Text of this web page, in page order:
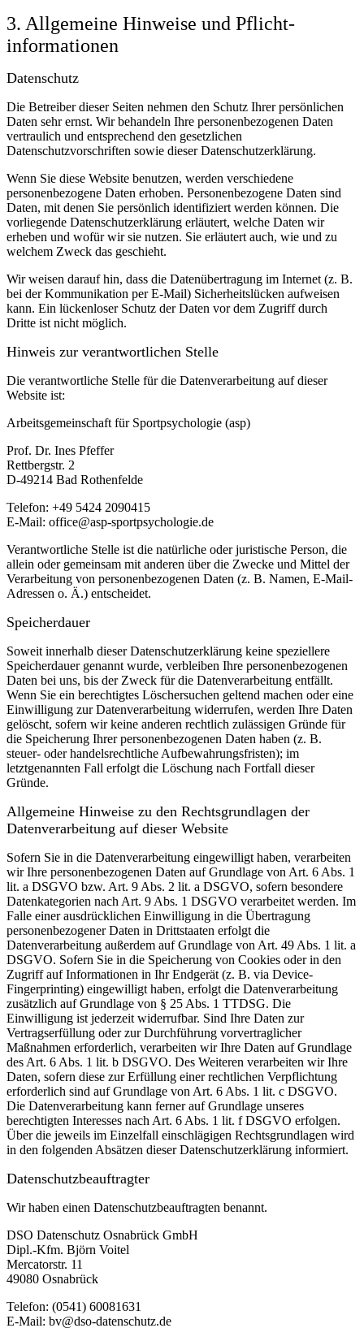
3. Allgemeine Hinweise und Pflicht­
informationen
Datenschutz
Die Betreiber dieser Seiten nehmen den Schutz Ihrer persönlichen
Daten sehr ernst. Wir behandeln Ihre personenbezogenen Daten
vertraulich und entsprechend den gesetzlichen
Datenschutzvorschriften sowie dieser Datenschutzerklärung.
Wenn Sie diese Website benutzen, werden verschiedene
personenbezogene Daten erhoben. Personenbezogene Daten sind
Daten, mit denen Sie persönlich identifiziert werden können. Die
vorliegende Datenschutzerklärung erläutert, welche Daten wir
erheben und wofür wir sie nutzen. Sie erläutert auch, wie und zu
welchem Zweck das geschieht.
Wir weisen darauf hin, dass die Datenübertragung im Internet (z. B.
bei der Kommunikation per E-Mail) Sicherheitslücken aufweisen
kann. Ein lückenloser Schutz der Daten vor dem Zugriff durch
Dritte ist nicht möglich.
Hinweis zur verantwortlichen Stelle
Die verantwortliche Stelle für die Datenverarbeitung auf dieser
Website ist:
Arbeitsgemeinschaft für Sportpsychologie (asp)
Prof. Dr. Ines Pfeffer
Rettbergstr. 2
D-49214 Bad Rothenfelde
Telefon: +49 5424 2090415
E-Mail: office@asp-sportpsychologie.de
Verantwortliche Stelle ist die natürliche oder juristische Person, die
allein oder gemeinsam mit anderen über die Zwecke und Mittel der
Verarbeitung von personenbezogenen Daten (z. B. Namen, E-Mail-
Adressen o. Ä.) entscheidet.
Speicherdauer
Soweit innerhalb dieser Datenschutzerklärung keine speziellere
Speicherdauer genannt wurde, verbleiben Ihre personenbezogenen
Daten bei uns, bis der Zweck für die Datenverarbeitung entfällt.
Wenn Sie ein berechtigtes Löschersuchen geltend machen oder eine
Einwilligung zur Datenverarbeitung widerrufen, werden Ihre Daten
gelöscht, sofern wir keine anderen rechtlich zulässigen Gründe für
die Speicherung Ihrer personenbezogenen Daten haben (z. B.
steuer- oder handelsrechtliche Aufbewahrungsfristen); im
letztgenannten Fall erfolgt die Löschung nach Fortfall dieser
Gründe.
Allgemeine Hinweise zu den Rechtsgrundlagen der
Datenverarbeitung auf dieser Website
Sofern Sie in die Datenverarbeitung eingewilligt haben, verarbeiten
wir Ihre personenbezogenen Daten auf Grundlage von Art. 6 Abs. 1
lit. a DSGVO bzw. Art. 9 Abs. 2 lit. a DSGVO, sofern besondere
Datenkategorien nach Art. 9 Abs. 1 DSGVO verarbeitet werden. Im
Falle einer ausdrücklichen Einwilligung in die Übertragung
personenbezogener Daten in Drittstaaten erfolgt die
Datenverarbeitung außerdem auf Grundlage von Art. 49 Abs. 1 lit. a
DSGVO. Sofern Sie in die Speicherung von Cookies oder in den
Zugriff auf Informationen in Ihr Endgerät (z. B. via Device-
Fingerprinting) eingewilligt haben, erfolgt die Datenverarbeitung
zusätzlich auf Grundlage von § 25 Abs. 1 TTDSG. Die
Einwilligung ist jederzeit widerrufbar. Sind Ihre Daten zur
Vertragserfüllung oder zur Durchführung vorvertraglicher
Maßnahmen erforderlich, verarbeiten wir Ihre Daten auf Grundlage
des Art. 6 Abs. 1 lit. b DSGVO. Des Weiteren verarbeiten wir Ihre
Daten, sofern diese zur Erfüllung einer rechtlichen Verpflichtung
erforderlich sind auf Grundlage von Art. 6 Abs. 1 lit. c DSGVO.
Die Datenverarbeitung kann ferner auf Grundlage unseres
berechtigten Interesses nach Art. 6 Abs. 1 lit. f DSGVO erfolgen.
Über die jeweils im Einzelfall einschlägigen Rechtsgrundlagen wird
in den folgenden Absätzen dieser Datenschutzerklärung informiert.
Datenschutz­beauftragter
Wir haben einen Datenschutzbeauftragten benannt.
DSO Datenschutz Osnabrück GmbH
Dipl.-Kfm. Björn Voitel
Mercatorstr. 11
49080 Osnabrück
Telefon: (0541) 60081631
E-Mail: bv@dso-datenschutz.de